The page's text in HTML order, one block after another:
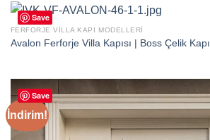
Save
FERFORJE VILLA KAPI MODELLERI
Avalon Ferforje Villa Kapısı | Boss Çelik Kapı
Save
İndirim!